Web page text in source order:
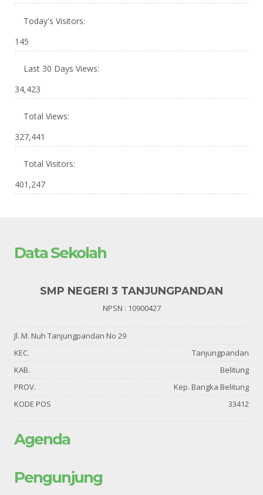
Today's Visitors:
145
Last 30 Days Views:
34,423
Total Views:
327,441
Total Visitors:
401,247
Data Sekolah
SMP NEGERI 3 TANJUNGPANDAN
NPSN : 10900427
Jl. M. Nuh Tanjungpandan No 29
KEC.
Tanjungpandan
KAB.
Belitung
PROV.
Kep. Bangka Belitung
KODE POS
33412
Agenda
Pengunjung